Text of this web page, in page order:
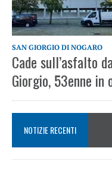
SAN GIORGIO DI NOGARO
Cade sull’asfalto
Giorgio, 53enne in
NOTIZIE RECENTI